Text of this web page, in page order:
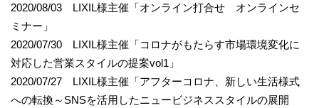
2020/08/03 LIXIL様主催「オンライン打合せ オンラインセ
ミナー」
2020/07/30 LIXIL様主催「コロナがもたらす市場環境変化に
対応した営業スタイルの提案vol1」
2020/07/27 LIXIL様主催「アフターコロナ、新しい生活様式
への転換～SNSを活用したニュービジネススタイルの展開